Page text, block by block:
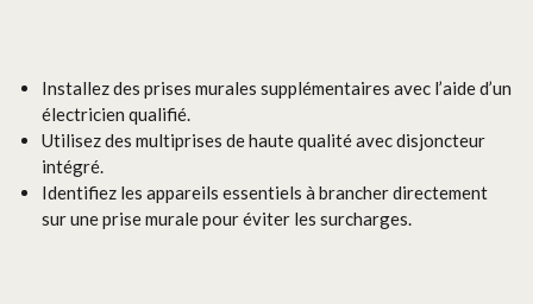
Installez des prises murales supplémentaires avec l’aide d’un
électricien qualifié.
Utilisez des multiprises de haute qualité avec disjoncteur
intégré.
Identifiez les appareils essentiels à brancher directement
sur une prise murale pour éviter les surcharges.